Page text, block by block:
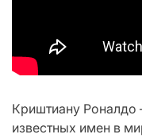
Криштиану
известных имен в